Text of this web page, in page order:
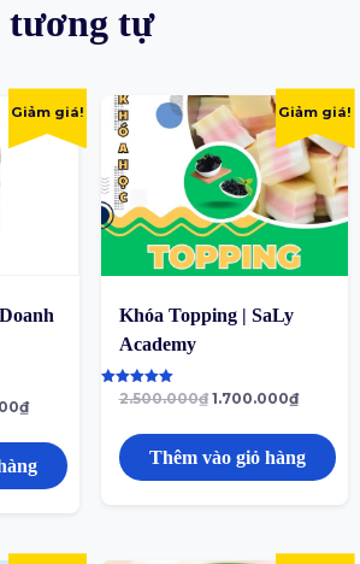
tương tự
Giảm giá!
₫
Giảm giá!
Khóa Topping | SaLy
Academy
Được xếp
5 sao
2.500.000₫ 1.700.000₫
Thêm vào giỏ hàng